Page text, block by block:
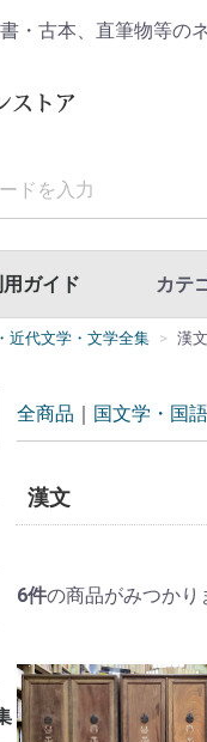
・古本、直筆物等の
用ガイド カテ
古典籍
哲学・
歴史・
仏教・宗
書道・書
漢方・
専門書
漫画・
商品一覧
近代文学・文学全集 漢文
全商品 国文学・国
漢文
6件の商品がみつかり